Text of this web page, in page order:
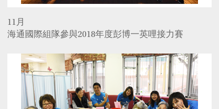
11月
海通國際組隊參與2018年度彭博一英哩接力賽